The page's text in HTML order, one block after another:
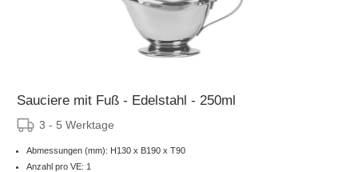
Sauciere mit Fuß - Edelstahl - 250ml
3 - 5 Werktage
Abmessungen (mm): H130 x B190 x T90
Anzahl pro VE: 1